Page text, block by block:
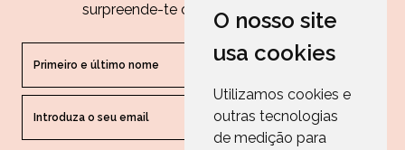
O nosso site
usa cookies
Utilizamos cookies e
outras tecnologias
de medição para
surpreende-te com as nossas dicas.
ENVIAR